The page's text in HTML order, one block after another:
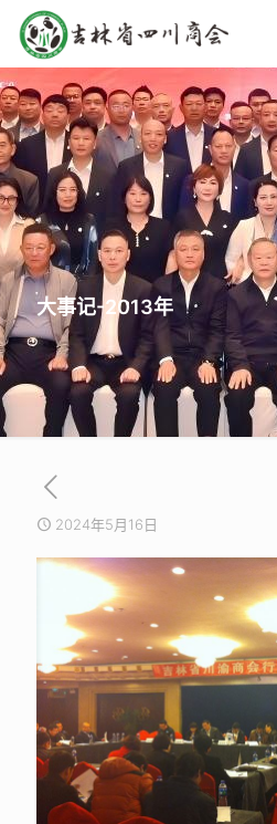
大事记-2013年
2024年5月16日